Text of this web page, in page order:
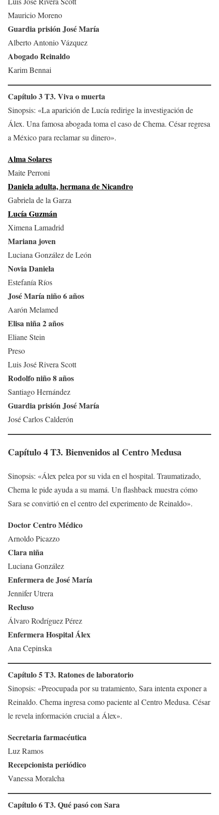
Mauricio Moreno
Guardia prisión José María
Alberto Antonio Vázquez
Abogado Reinaldo
Karim Bennai
Capítulo 3 T3. Viva o muerta
Sinopsis: «La aparición de Lucía redirige la investigación de
Álex. Una famosa abogada toma el caso de Chema. César regresa
a México para reclamar su dinero».
Alma Solares
Maite Perroni
Daniela adulta, hermana de Nicandro
Gabriela de la Garza
Lucía Guzmán
Ximena Lamadrid
Mariana joven
Luciana González de León
Novia Daniela
Estefanía Ríos
José María niño 6 años
Aarón Melamed
Elisa niña 2 años
Eliane Stein
Preso
Luis José Rivera Scott
Rodolfo niño 8 años
Santiago Hernández
Guardia prisión José María
José Carlos Calderón
Capítulo 4 T3. Bienvenidos al Centro Medusa
Sinopsis: «Álex pelea por su vida en el hospital. Traumatizado,
Chema le pide ayuda a su mamá. Un flashback muestra cómo
Sara se convirtió en el centro del experimento de Reinaldo».
Doctor Centro Médico
Arnoldo Picazzo
Clara niña
Luciana González
Enfermera de José María
Jennifer Utrera
Recluso
Álvaro Rodríguez Pérez
Enfermera Hospital Álex
Ana Cepinska
Capítulo 5 T3. Ratones de laboratorio
Sinopsis: «Preocupada por su tratamiento, Sara intenta exponer a
Reinaldo. Chema ingresa como paciente al Centro Medusa. César
le revela información crucial a Álex».
Secretaria farmacéutica
Luz Ramos
Recepcionista periódico
Vanessa Moralcha
Capítulo 6 T3. Qué pasó con Sara